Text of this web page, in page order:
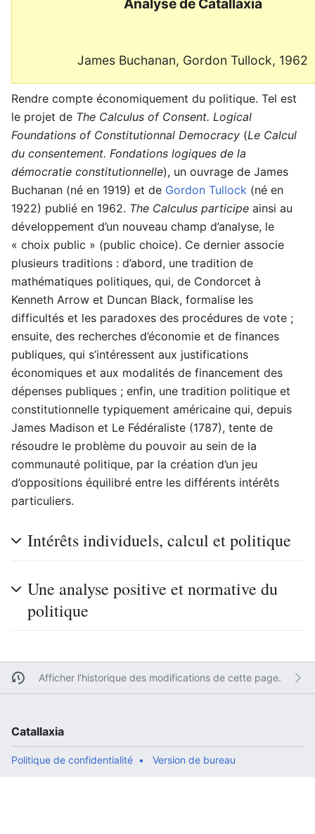
Analyse de Catallaxia
James Buchanan, Gordon Tullock, 1962
Rendre compte économiquement du politique. Tel est
le projet de The Calculus of Consent. Logical
Foundations of Constitutionnal Democracy (Le Calcul
du consentement. Fondations logiques de la
démocratie constitutionnelle), un ouvrage de James
Buchanan (né en 1919) et de Gordon Tullock (né en
1922) publié en 1962. The Calculus participe ainsi au
développement d’un nouveau champ d’analyse, le
« choix public » (public choice). Ce dernier associe
plusieurs traditions : d’abord, une tradition de
mathématiques politiques, qui, de Condorcet à
Kenneth Arrow et Duncan Black, formalise les
difficultés et les paradoxes des procédures de vote ;
ensuite, des recherches d’économie et de finances
publiques, qui s’intéressent aux justifications
économiques et aux modalités de financement des
dépenses publiques ; enfin, une tradition politique et
constitutionnelle typiquement américaine qui, depuis
James Madison et Le Fédéraliste (1787), tente de
résoudre le problème du pouvoir au sein de la
communauté politique, par la création d’un jeu
d’oppositions équilibré entre les différents intérêts
particuliers.
Intérêts individuels, calcul et politique
Une analyse positive et normative du
politique
Afficher l’historique des modifications de cette page.
Catallaxia
Politique de confidentialité Version de bureau